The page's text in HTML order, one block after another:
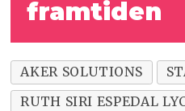
framtiden
AKER SOLUTIONS
RUTH SIRI ESPEDAL